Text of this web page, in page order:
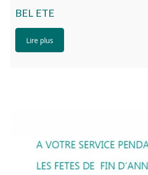
BEL ETE
Lire plus